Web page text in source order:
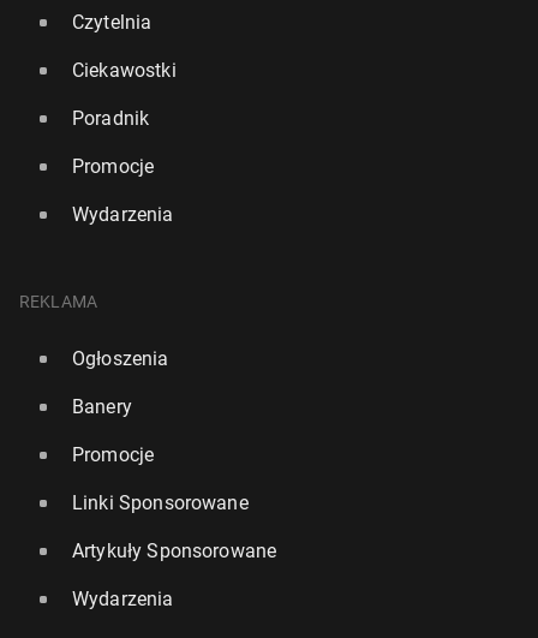
Czytelnia
Ciekawostki
Poradnik
Promocje
Wydarzenia
REKLAMA
Ogłoszenia
Banery
Promocje
Linki Sponsorowane
Artykuły Sponsorowane
Wydarzenia